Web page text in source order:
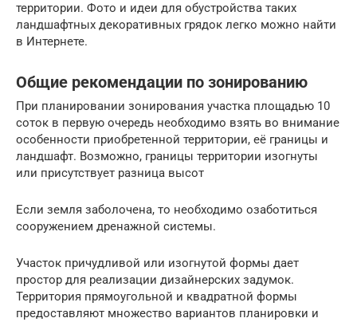
территории. Фото и идеи для обустройства таких
ландшафтных декоративных грядок легко можно найти
в Интернете.
Общие рекомендации по зонированию
При планировании зонирования участка площадью 10
соток в первую очередь необходимо взять во внимание
особенности приобретенной территории, её границы и
ландшафт. Возможно, границы территории изогнуты
или присутствует разница высот
Если земля заболочена, то необходимо озаботиться
сооружением дренажной системы.
Участок причудливой или изогнутой формы дает
простор для реализации дизайнерских задумок.
Территория прямоугольной и квадратной формы
предоставляют множество вариантов планировки и